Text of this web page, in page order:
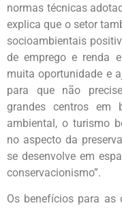
normas técnicas
explica que o setor
socioambientais
de emprego e renda
muita oportunidade e
para que não
grandes centros em
ambiental, o turismo
no aspecto da
se desenvolve em
conservacionismo”.
Os benefícios para as